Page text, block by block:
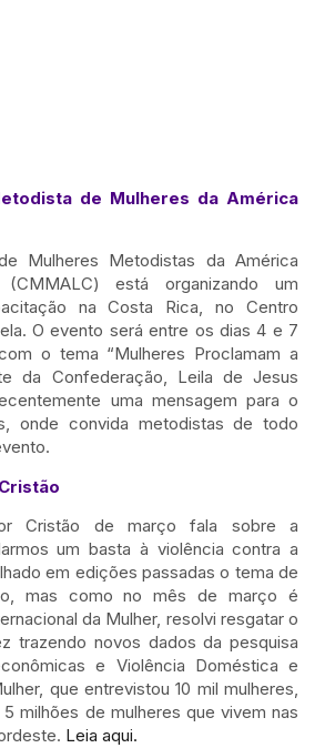
de Mulheres da América
Mulheres Metodistas da América
está organizando um
na Costa Rica, no Centro
O evento será entre os dias 4 e 7
o tema “Mulheres Proclamam a
da Confederação, Leila de Jesus
uma mensagem para o
onde convida metodistas de todo
Cristão de março fala sobre a
um basta à violência contra a
em edições passadas o tema de
mas como no mês de março é
da Mulher, resolvi resgatar o
trazendo novos dados da pesquisa
e Violência Doméstica e
que entrevistou 10 mil mulheres,
milhões de mulheres que vivem nas
Leia aqui.